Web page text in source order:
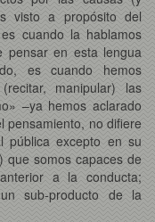
visto a propósito del
cuando la hablamos
pensar en esta lengua
es cuando hemos
manipular) las
–ya hemos aclarado
pensamiento, no difiere
pública excepto en su
que somos capaces de
a la conducta;
sub-producto de la